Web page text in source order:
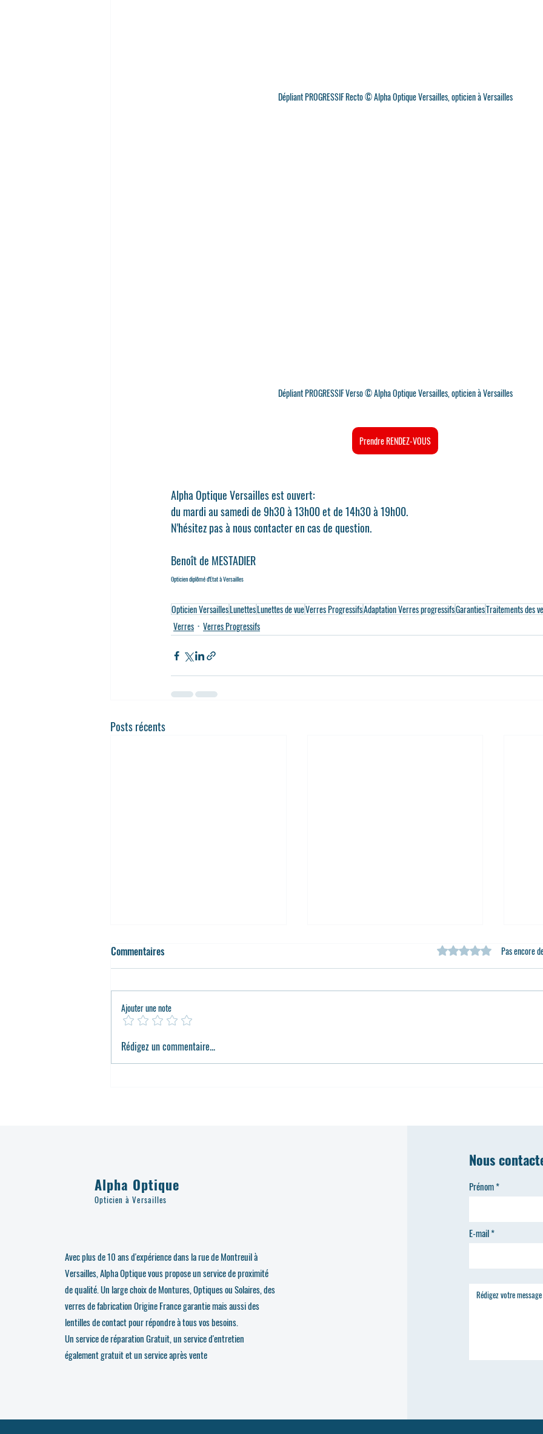
Dépliant PROGRESSIF Recto © Alpha Optique Versailles, opticien à Versailles
Dépliant PROGRESSIF Verso © Alpha Optique Versailles, opticien à Versailles
Prendre RENDEZ-VOUS
Alpha Optique Versailles est ouvert:
du mardi au samedi de 9h30 à 13h00 et de 14h30 à 19h00.
N'hésitez pas à nous contacter en cas de question.
Benoît de MESTADIER
Opticien diplômé d'Etat à Versailles
Opticien VersaillesLunettesLunettes de vueVerres ProgressifsAdaptation Verres progressifsGarantiesTraitements des
Verres
Verres Progressifs
Posts récents
À quelle fréquence faut-il changer
ses lunettes ?
Paris 2025 : Un pas vers l’avenir
Commentaires Noté 0 étoile sur 5.Pas encore
Ajouter une note
Rédigez un commentaire...
Alpha Optique
Opticien à Versailles
Avec plus de 10 ans d'expérience dans la rue de Montreuil à
Versailles, Alpha Optique vous propose un service de proximité
de qualité. Un large choix de Montures, Optiques ou Solaires, des
verres de fabrication Origine France garantie mais aussi des
lentilles de contact pour répondre à tous vos besoins.
Un service de réparation Gratuit, un service d'entretien
également gratuit et un service après vente
Nous
Prénom
E-mail